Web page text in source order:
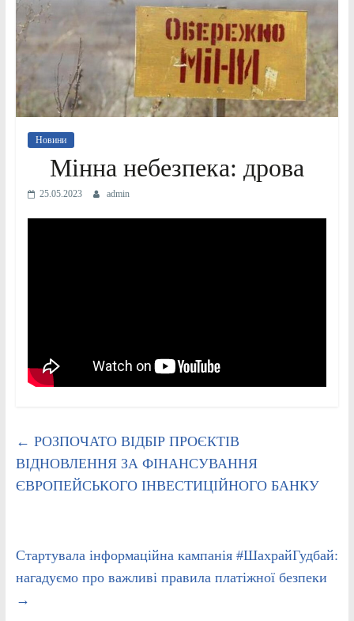
Новини
Мінна небезпека: дрова
25.05.2023 admin
← РОЗПОЧАТО ВІДБІР ПРОЄКТІВ
ВІДНОВЛЕННЯ ЗА ФІНАНСУВАННЯ
ЄВРОПЕЙСЬКОГО ІНВЕСТИЦІЙНОГО БАНКУ
Стартувала інформаційна кампанія #ШахрайГудбай:
нагадуємо про важливі правила платіжної безпеки
→